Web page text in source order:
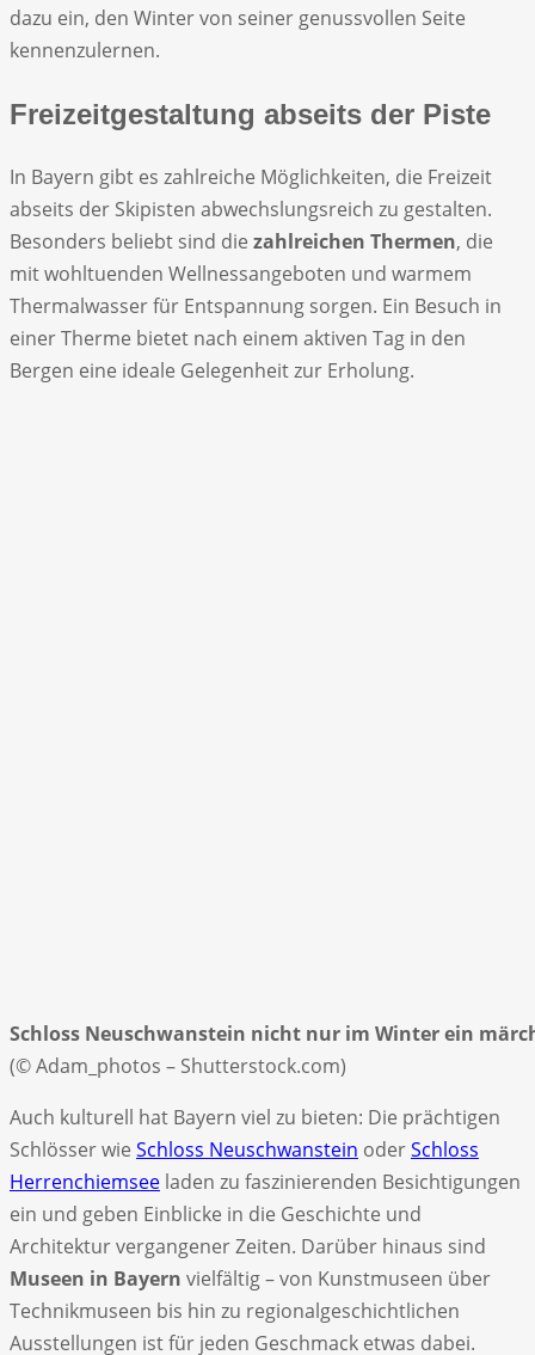
dazu ein, den Winter von seiner genussvollen Seite
kennenzulernen.
Freizeitgestaltung abseits der Piste
In Bayern gibt es zahlreiche Möglichkeiten, die Freizeit
abseits der Skipisten abwechslungsreich zu gestalten.
Besonders beliebt sind die zahlreichen Thermen, die
mit wohltuenden Wellnessangeboten und warmem
Thermalwasser für Entspannung sorgen. Ein Besuch in
einer Therme bietet nach einem aktiven Tag in den
Bergen eine ideale Gelegenheit zur Erholung.
Schloss Neuschwanstein nicht nur im Winter ein
(© Adam_photos – Shutterstock.com)
Auch kulturell hat Bayern viel zu bieten: Die prächtigen
Schlösser wie Schloss Neuschwanstein oderSchloss
Herrenchiemsee laden zu faszinierenden Besichtigungen
ein und geben Einblicke in die Geschichte und
Architektur vergangener Zeiten. Darüber hinaus sind
Museen in Bayern vielfältig – von Kunstmuseen über
Technikmuseen bis hin zu regionalgeschichtlichen
Ausstellungen ist für jeden Geschmack etwas dabei.